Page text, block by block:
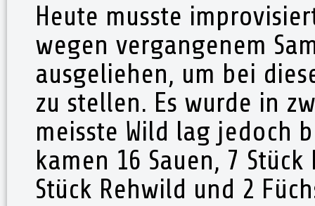
Heute musste
wegen vergangenem
ausgeliehen, um bei
zu stellen. Es wurde in
meisste Wild lag jedoch
kamen 16 Sauen, 7
Stück Rehwild und 2